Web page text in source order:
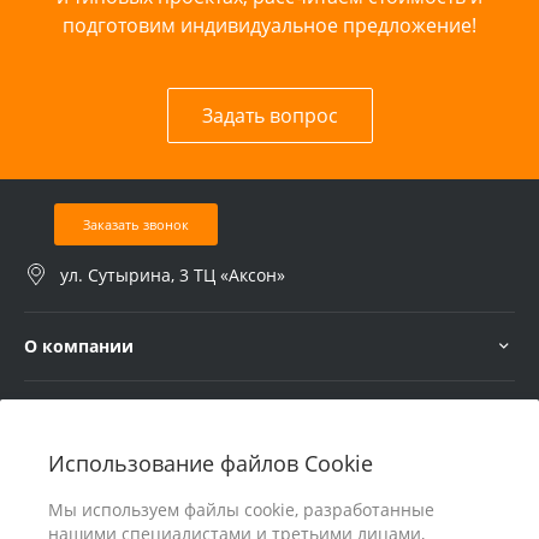
Использование файлов Cookie
Мы используем файлы cookie, разработанные
нашими специалистами и третьими лицами,
подготовим индивидуальное предложение!
Задать вопрос
Заказать звонок
ул. Сутырина, 3 ТЦ «Аксон»
О компании